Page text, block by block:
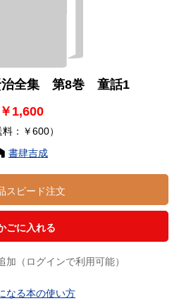
全集 第8巻 童話1
￥1,600
料：￥600）
書肆吉成
スピード注文
ごに入れる
加（ログインで利用可能）
なる本の使い方